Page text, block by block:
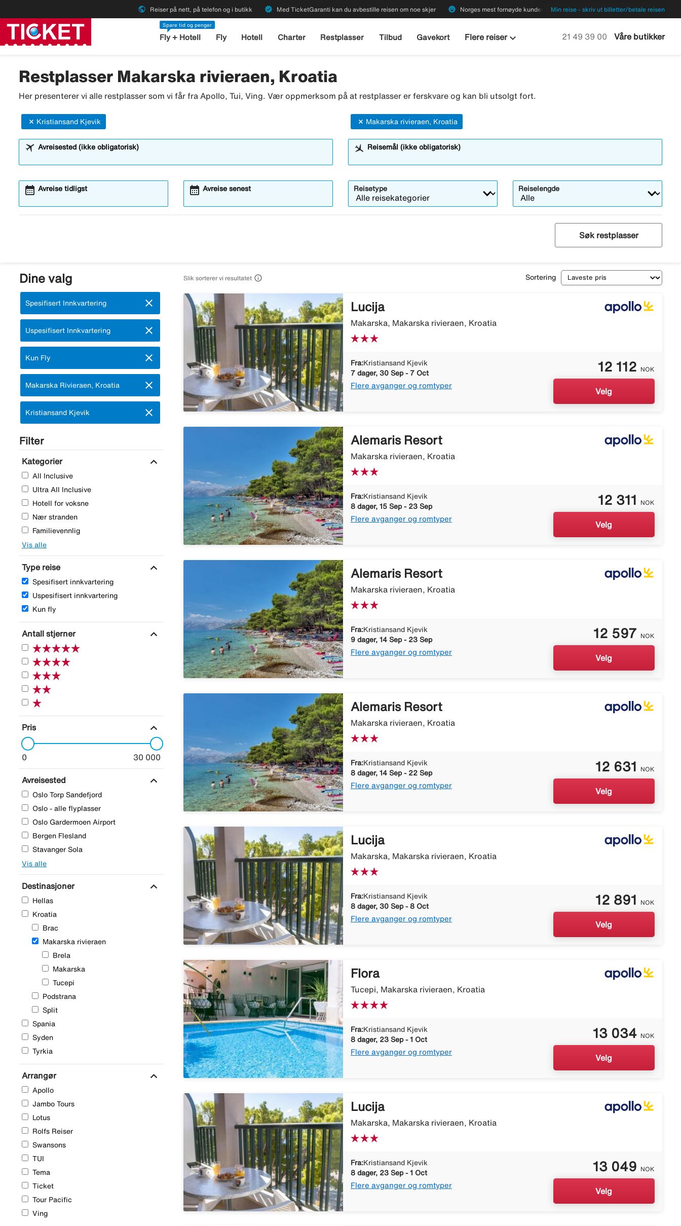
public Reiser på nett, på telefon og i butikk verified Med TicketGaranti kan du avbestille reisen om noe skjer emoji_emotions Norges mest fornøyde kunder Min reise - skriv ut billetter/betale reisen
Spare tid og penger
Fly + Hotell Fly Hotell Charter Restplasser Tilbud Gavekort Flere reiserkeyboard_arrow_down Ring oss på
21 49 39 00 Våre butikker
Restplasser Makarska rivieraen, Kroatia
Her presenterer vi alle restplasser som vi får fra Apollo, Tui, Ving. Vær oppmerksom på at restplasser er ferskvare og kan bli utsolgt fort.
Avreisested (ikke obligatorisk)
Kristiansand Kjevik
Reisemål (ikke obligatorisk)
Makarska rivieraen, Kroatia
Avreise tidligst
calendar_month Avreise senest
calendar_month Reisetype Reiselengde
Søk restplasser
Dine valg
Fjern:
Spesifisert Innkvartering close
Fjern:
Uspesifisert Innkvartering close
Fjern:
Kun Fly close
Fjern:
Makarska Rivieraen, Kroatia close
Fjern:
Kristiansand Kjevik close
Filter
Kategorier expand_more
All Inclusive
Ultra All Inclusive
Hotell for voksne
Nær stranden
Familievennlig
Vis alle
Type reise expand_more
Spesifisert innkvartering
Uspesifisert innkvartering
Kun fly
Antall stjerner expand_more
Pris expand_more
0 30 000
Avreisested expand_more
Oslo Torp Sandefjord
Oslo - alle flyplasser
Oslo Gardermoen Airport
Bergen Flesland
Stavanger Sola
Vis alle
Destinasjoner expand_more
Hellas
Kroatia
Område
Brac
Makarska rivieraen
Brela
Makarska
Tucepi
Podstrana
Split
Spania
Syden
Tyrkia
Arrangør expand_more
Apollo
Jambo Tours
Lotus
Rolfs Reiser
Swansons
TUI
Tema
Ticket
Tour Pacific
Ving
Slik sorterer vi resultatet  Sortering
Lucija
Makarska, Makarska rivieraen, Kroatia
Fra:Kristiansand Kjevik
7 dager, 30 Sep - 7 Oct
Flere avganger og romtyper
12 112 NOK
Velg
Alemaris Resort
Makarska rivieraen, Kroatia
Fra:Kristiansand Kjevik
8 dager, 15 Sep - 23 Sep
Flere avganger og romtyper
12 311 NOK
Velg
Alemaris Resort
Makarska rivieraen, Kroatia
Fra:Kristiansand Kjevik
9 dager, 14 Sep - 23 Sep
Flere avganger og romtyper
12 597 NOK
Velg
Alemaris Resort
Makarska rivieraen, Kroatia
Fra:Kristiansand Kjevik
8 dager, 14 Sep - 22 Sep
Flere avganger og romtyper
12 631 NOK
Velg
Lucija
Makarska, Makarska rivieraen, Kroatia
Fra:Kristiansand Kjevik
8 dager, 30 Sep - 8 Oct
Flere avganger og romtyper
12 891 NOK
Velg
Flora
Tucepi, Makarska rivieraen, Kroatia
Fra:Kristiansand Kjevik
8 dager, 23 Sep - 1 Oct
Flere avganger og romtyper
13 034 NOK
Velg
Lucija
Makarska, Makarska rivieraen, Kroatia
Fra:Kristiansand Kjevik
8 dager, 23 Sep - 1 Oct
Flere avganger og romtyper
13 049 NOK
Velg